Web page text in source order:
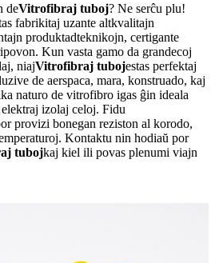
deVitrofibraj tuboj? Ne serĉu plu!
fabrikitaj uzante altkvalitajn
produktadteknikojn, certigante
Kun vasta gamo da grandecoj
niajVitrofibraj tubojestas perfektaj
de aerspaca, mara, konstruado, kaj
naturo de vitrofibro igas ĝin ideala
izolaj celoj. Fidu
provizi bonegan reziston al korodo,
Kontaktu nin hodiaŭ por
tubojkaj kiel ili povas plenumi viajn